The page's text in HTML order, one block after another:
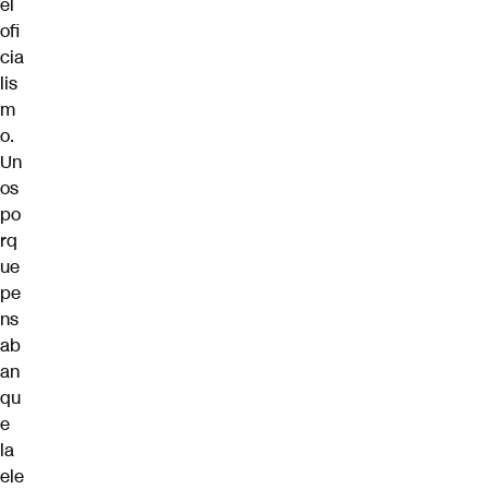
ofi
cia
lis
m
o.
Un
os
po
rq
ue
pe
ns
ab
an
qu
e
la
ele